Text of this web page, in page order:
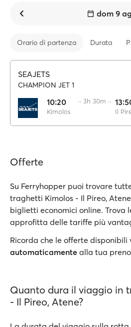
dom 9
Orario di partenza Durata
SEAJETS
CHAMPION JET 1
10:20
Kimolos
·· 3h 30m ··
Il
Offerte
Su Ferryhopper puoi trovare
traghetti Kimolos - Il Pireo,
biglietti economici online. Trova
approfitta delle tariffe più
Ricorda che le offerte disponibili
automaticamente alla tua
Quanto dura il viaggio in
- Il Pireo, Atene?